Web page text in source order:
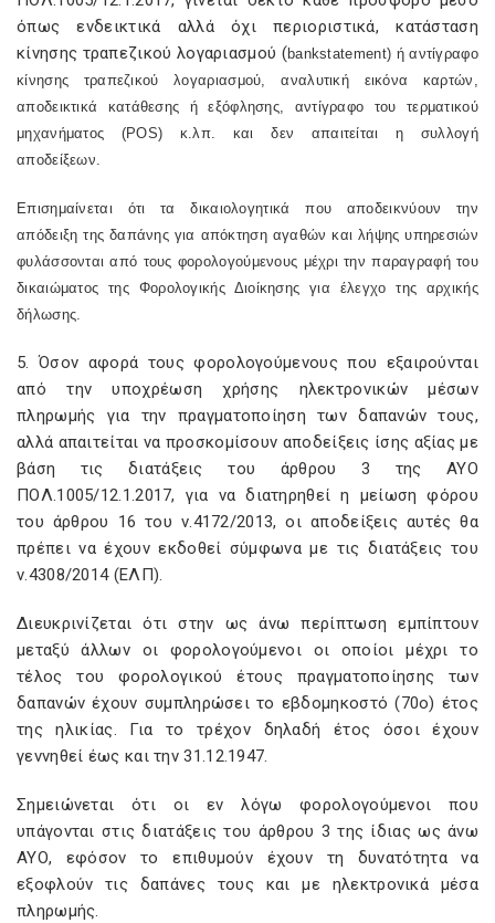
όπως ενδεικτικά αλλά όχι περιοριστικά, κατάσταση
κίνησης τραπεζικού λογαριασμού (bankstatement) ή αντίγραφο
κίνησης τραπεζικού λογαριασμού, αναλυτική εικόνα καρτών,
αποδεικτικά κατάθεσης ή εξόφλησης, αντίγραφο του τερματικού
μηχανήματος (POS) κ.λπ. και δεν απαιτείται η συλλογή
αποδείξεων.
Επισημαίνεται ότι τα δικαιολογητικά που αποδεικνύουν την
απόδειξη της δαπάνης για απόκτηση αγαθών και λήψης υπηρεσιών
φυλάσσονται από τους φορολογούμενους μέχρι την παραγραφή του
δικαιώματος της Φορολογικής Διοίκησης για έλεγχο της αρχικής
δήλωσης.
5. Όσον αφορά τους φορολογούμενους που εξαιρούνται
από την υποχρέωση χρήσης ηλεκτρονικών μέσων
πληρωμής για την πραγματοποίηση των δαπανών τους,
αλλά απαιτείται να προσκομίσουν αποδείξεις ίσης αξίας με
βάση τις διατάξεις του άρθρου 3 της ΑΥΟ
ΠΟΛ.1005/12.1.2017, για να διατηρηθεί η μείωση φόρου
του άρθρου 16 του ν.4172/2013, οι αποδείξεις αυτές θα
πρέπει να έχουν εκδοθεί σύμφωνα με τις διατάξεις του
ν.4308/2014 (ΕΛΠ).
Διευκρινίζεται ότι στην ως άνω περίπτωση εμπίπτουν
μεταξύ άλλων οι φορολογούμενοι οι οποίοι μέχρι το
τέλος του φορολογικού έτους πραγματοποίησης των
δαπανών έχουν συμπληρώσει το εβδομηκοστό (70ο) έτος
της ηλικίας. Για το τρέχον δηλαδή έτος όσοι έχουν
γεννηθεί έως και την 31.12.1947.
Σημειώνεται ότι οι εν λόγω φορολογούμενοι που
υπάγονται στις διατάξεις του άρθρου 3 της ίδιας ως άνω
ΑΥΟ, εφόσον το επιθυμούν έχουν τη δυνατότητα να
εξοφλούν τις δαπάνες τους και με ηλεκτρονικά μέσα
πληρωμής.